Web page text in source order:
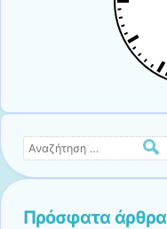
Αναζήτηση
Πρόσφατα άρθρα